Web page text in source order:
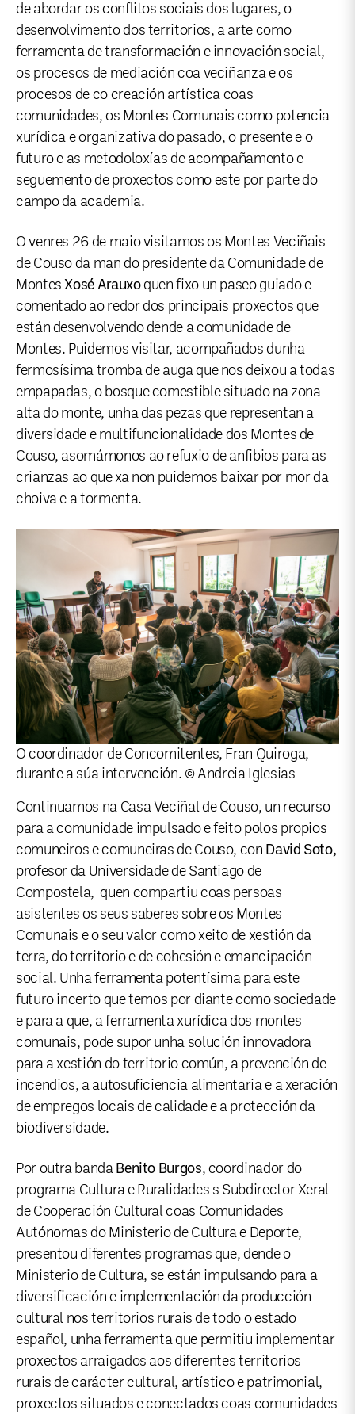
de abordar os conflitos sociais dos lugares, o
desenvolvimento dos territorios, a arte como
ferramenta de transformación e innovación social,
os procesos de mediación coa veciñanza e os
procesos de co creación artística coas
comunidades, os Montes Comunais como potencia
xurídica e organizativa do pasado, o presente e o
futuro e as metodoloxías de acompañamento e
seguemento de proxectos como este por parte do
campo da academia.
O venres 26 de maio visitamos os Montes Veciñais
de Couso da man do presidente da Comunidade de
MontesXosé Arauxoquen fixo un paseo guiado e
comentado ao redor dos principais proxectos que
están desenvolvendo dende a comunidade de
Montes. Puidemos visitar, acompañados dunha
fermosísima tromba de auga que nos deixou a todas
empapadas, o bosque comestible situado na zona
alta do monte, unha das pezas que representan a
diversidade e multifuncionalidade dos Montes de
Couso, asomámonos ao refuxio de anfibios para as
crianzas ao que xa non puidemos baixar por mor da
choiva e a tormenta.
O coordinador de Concomitentes, Fran Quiroga,
durante a súa intervención. © Andreia Iglesias
Continuamos na Casa Veciñal de Couso, un recurso
para a comunidade impulsado e feito polos propios
comuneiros e comuneiras de Couso, con David Soto,
profesor da Universidade de Santiago de
Compostela, quen compartiu coas persoas
asistentes os seus saberes sobre os Montes
Comunais e o seu valor como xeito de xestión da
terra, do territorio e de cohesión e emancipación
social. Unha ferramenta potentísima para este
futuro incerto que temos por diante como sociedade
e para a que, a ferramenta xurídica dos montes
comunais, pode supor unha solución innovadora
para a xestión do territorio común, a prevención de
incendios, a autosuficiencia alimentaria e a xeración
de empregos locais de calidade e a protección da
biodiversidade.
Por outra banda Benito Burgos, coordinador do
programa Cultura e Ruralidades s Subdirector Xeral
de Cooperación Cultural coas Comunidades
Autónomas do Ministerio de Cultura e Deporte,
presentou diferentes programas que, dende o
Ministerio de Cultura, se están impulsando para a
diversificación e implementación da producción
cultural nos territorios rurais de todo o estado
español, unha ferramenta que permitiu implementar
proxectos arraigados aos diferentes territorios
rurais de carácter cultural, artístico e patrimonial,
proxectos situados e conectados coas comunidades